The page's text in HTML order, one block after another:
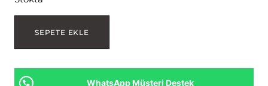
SEPETE EKLE
WhatsApp Müşteri Destek